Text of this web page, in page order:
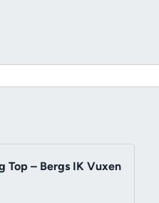
Top – Bergs IK Vuxen